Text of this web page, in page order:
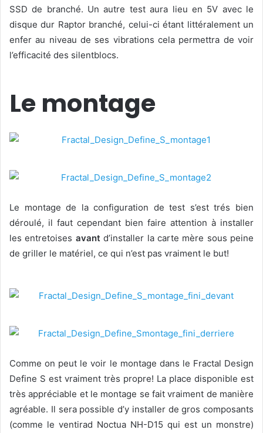
SSD de branché. Un autre test aura lieu en 5V avec le
disque dur Raptor branché, celui-ci étant littéralement un
enfer au niveau de ses vibrations cela permettra de voir
l’efficacité des silentblocs.
Le montage
Le montage de la configuration de test s’est trés bien
déroulé, il faut cependant bien faire attention à installer
les entretoises avant d’installer la carte mère sous peine
de griller le matériel, ce qui n’est pas vraiment le but!
Comme on peut le voir le montage dans le Fractal Design
Define S est vraiment très propre! La place disponible est
très appréciable et le montage se fait vraiment de manière
agréable. Il sera possible d’y installer de gros composants
(comme le ventirad Noctua NH-D15 qui est un monstre)